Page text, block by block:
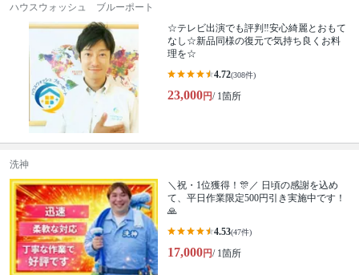
ハウスウォッシュ ブルーポート
☆テレビ出演でも評判‼安心綺麗とおもて
なし☆新品同様の復元で気持ち良くお料
理を☆
4.72(308件)
23,000円/ 1箇所
洗神
＼祝・1位獲得！🎊／ 日頃の感謝を込め
て、平日作業限定500円引き実施中です！
🙏
4.53(47件)
17,000円/ 1箇所